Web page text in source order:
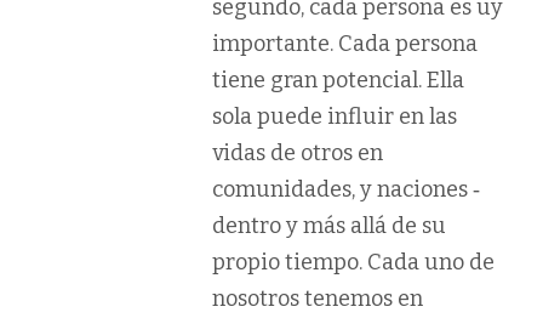
segundo, cada persona es uy
importante. Cada persona
tiene gran potencial. Ella
sola puede influir en las
vidas de otros en
comunidades, y naciones ‐
dentro y más allá de su
propio tiempo. Cada uno de
nosotros tenemos en